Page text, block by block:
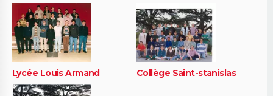
Lycée Louis Armand Collège Saint-stanislas